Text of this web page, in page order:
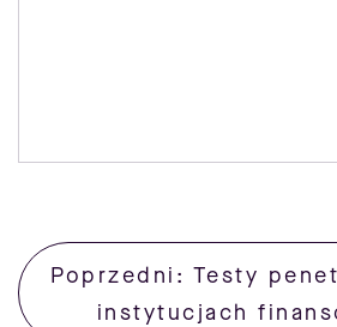
Poprzedni: Testy
instytucjach